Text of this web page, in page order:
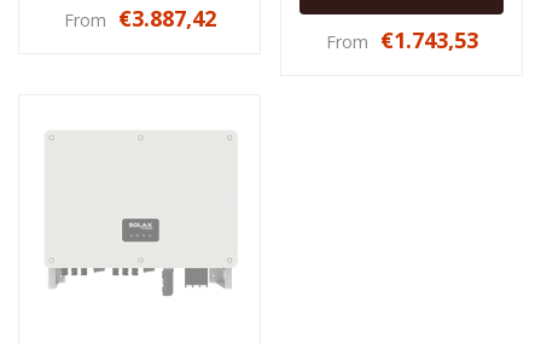
From €3.887,42
From €1.743,53